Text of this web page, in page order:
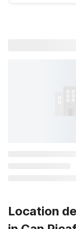
Location